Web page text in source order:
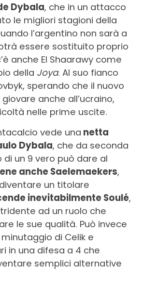
Dybala, che in un attacco
le migliori stagioni della
l’argentino non sarà a
essere sostituito proprio
anche El Shaarawy come
della Joya. Al suo fianco
sperando che il nuovo
anche all’ucraino,
nelle prime uscite.
vede una netta
Dybala, che da seconda
un 9 vero può dare al
anche Saelemaekers,
un titolare
inevitabilmente Soulé,
ad un ruolo che
le sue qualità. Può invece
di Celik e
in una difesa a 4 che
semplici alternative